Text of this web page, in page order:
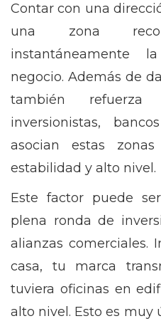
Contar con una
una zona
instantáneamente
negocio. Además de
también
inversionistas,
asocian estas
estabilidad y alto nivel.
Este factor puede
plena ronda de
alianzas comerciales.
casa, tu marca
tuviera oficinas en
alto nivel. Esto es muy